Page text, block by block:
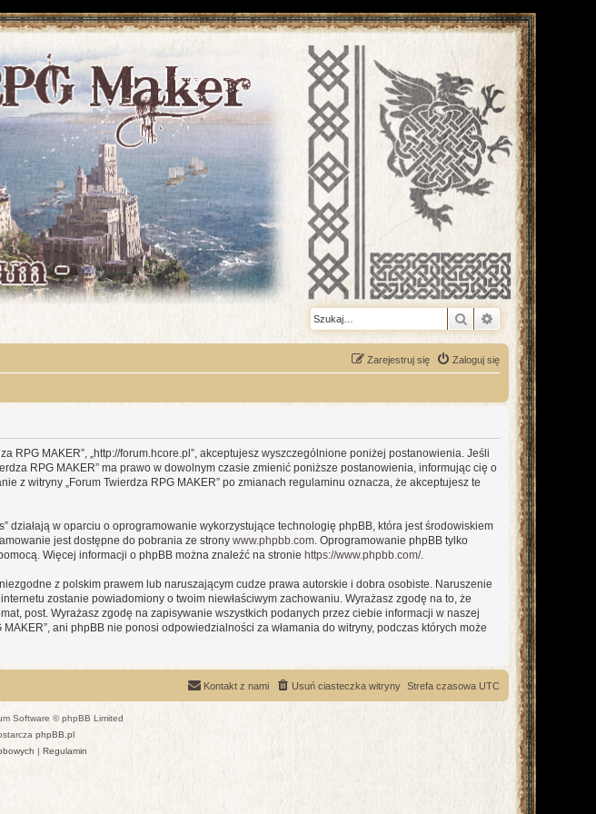
Szukaj Wyszukiwanie
Zaloguj się
Zarejestruj się
RPG MAKER”, „http://forum.hcore.pl”, akceptujesz wyszczególnione poniżej postanowienia. Jeśli
RPG MAKER” ma prawo w dowolnym czasie zmienić poniższe postanowienia, informując cię o
z witryny „Forum Twierdza RPG MAKER” po zmianach regulaminu oznacza, że akceptujesz te
działają w oparciu o oprogramowanie wykorzystujące technologię phpBB, która jest środowiskiem
jest dostępne do pobrania ze strony www.phpbb.com . Oprogramowanie phpBB tylko
Więcej informacji o phpBB można znaleźć na stronie https://www.phpbb.com/.
z polskim prawem lub naruszającym cudze prawa autorskie i dobra osobiste. Naruszenie
zostanie powiadomiony o twoim niewłaściwym zachowaniu. Wyrażasz zgodę na to, że
post. Wyrażasz zgodę na zapisywanie wszystkich podanych przez ciebie informacji w naszej
ani phpBB nie ponosi odpowiedzialności za włamania do witryny, podczas których może
Strefa czasowa UTC
Usuń ciasteczka witryny
Kontakt z nami
Software © phpBB Limited
phpBB.pl
| Regulamin